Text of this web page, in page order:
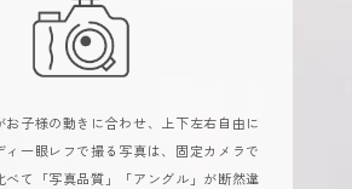
お子様の動きに合わせ、上下左右自由に
ィ一眼レフで撮る写真は、固定カメラで
べて「写真品質」「アングル」が断然違